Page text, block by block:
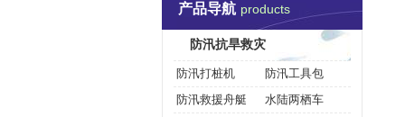
产品导航 products
防汛抗旱救灾
防汛打桩机
防汛工具包
防汛救援舟艇
水陆两栖车